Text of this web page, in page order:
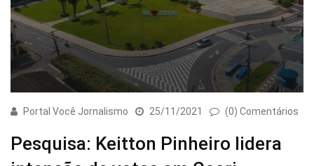
Portal Você Jornalismo 25/11/2021 (0) Comentários
Pesquisa: Keitton Pinheiro lidera